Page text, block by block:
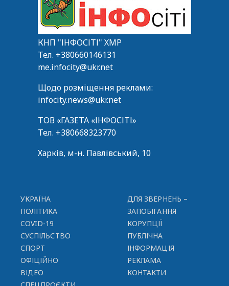
КНП "ІНФОСІТІ" ХМР
Тел. +380660146131
me.infocity@ukr.net
Щодо розміщення реклами:
infocity.news@ukr.net
ТОВ «ГАЗЕТА «ІНФОСІТІ»
Тел. +380668323770
Харків, м-н. Павлівський, 10
УКРАЇНА
ПОЛІТИКА
COVID-19
СУСПІЛЬСТВО
СПОРТ
ОФІЦІЙНО
ВІДЕО
ДЛЯ ЗВЕРНЕНЬ –
ЗАПОБІГАННЯ
КОРУПЦІЇ
ПУБЛІЧНА
ІНФОРМАЦІЯ
РЕКЛАМА
КОНТАКТИ